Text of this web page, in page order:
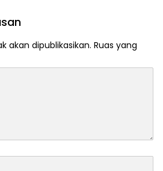
akan dipublikasikan. Ruas yang